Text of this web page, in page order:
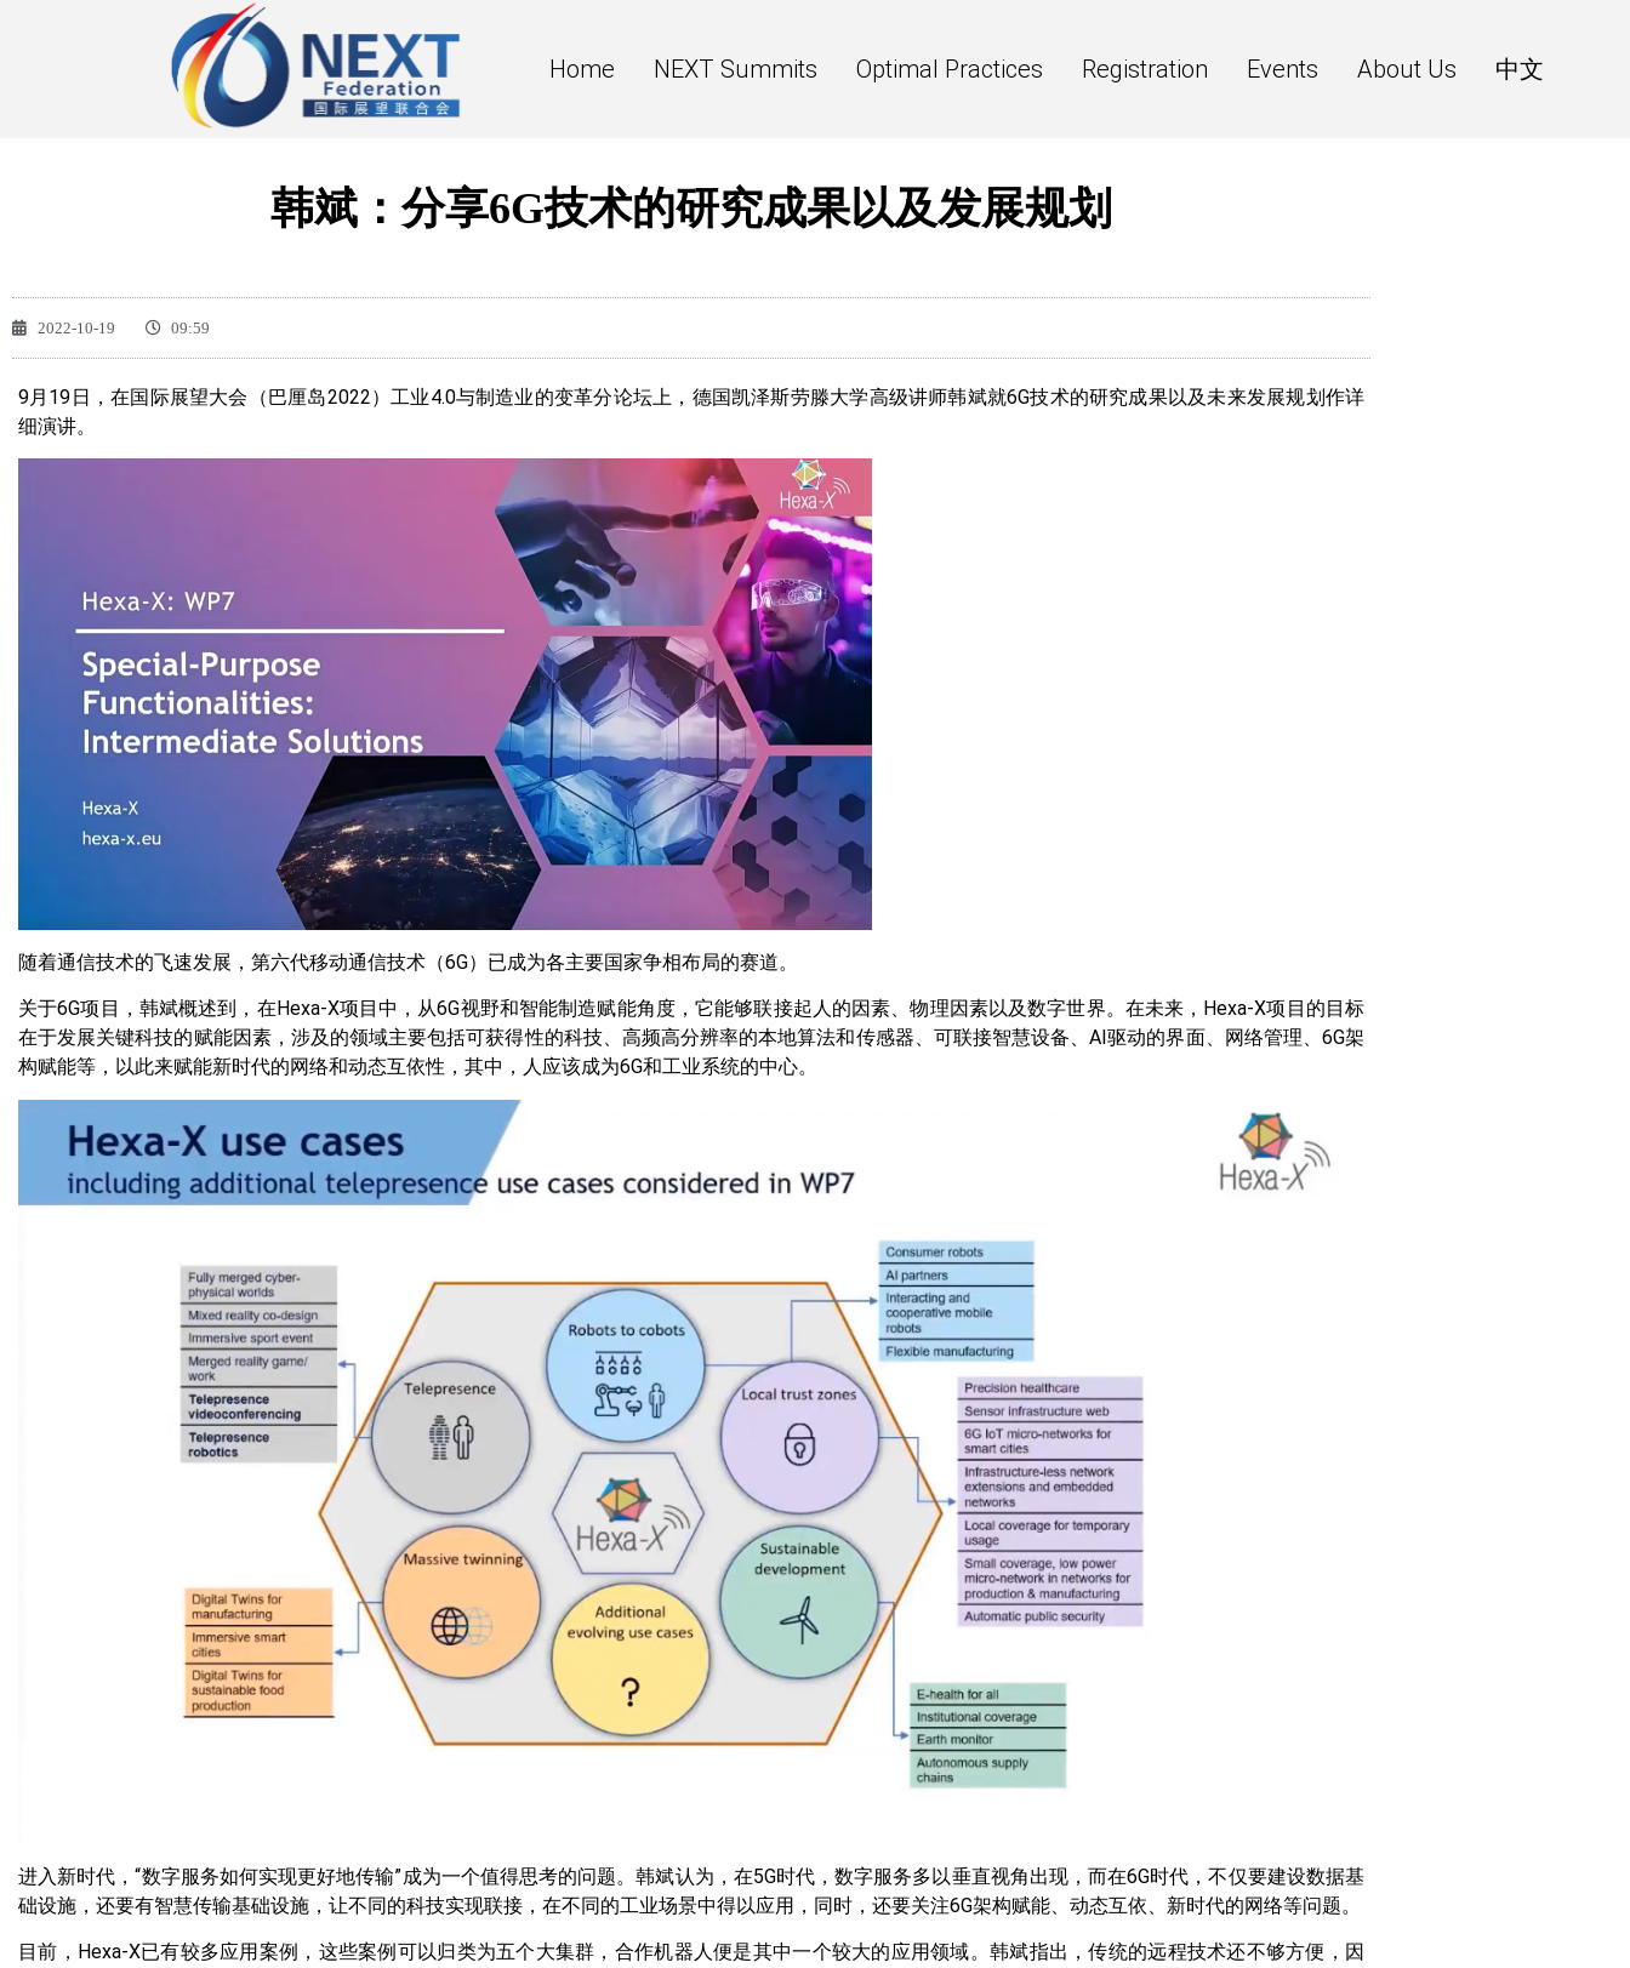
Home NEXT Summits Optimal Practices Registration Events About Us 中文
韩斌：分享6G技术的研究成果以及发展规划
2022-10-19 09:59
9月19日，在国际展望大会（巴厘岛2022）工业4.0与制造业的变革分论坛上， 德国凯泽斯劳滕大学高级讲师韩斌就6G技术的研究成果以及未来发展规划作详
细演讲。
随着通信技术的飞速发展，第六代移动通信技术（6G）已成为各主要国家争相布局的赛道。
关于6G项目，韩斌概述到，在Hexa-X项目中，从6G视野和智能制造赋能角度，它能够联接起人的因素、物理因素以及数字世界。在未来，Hexa-X项目的目标
在于发展关键科技的赋能因素，涉及的领域主要包括可获得性的科技、高频高分辨率的本地算法和传感器、可联接智慧设备、AI驱动的界面、网络管理、6G架
构赋能等，以此来赋能新时代的网络和动态互依性，其中，人应该成为6G和工业系统的中心。
进入新时代，“数字服务如何实现更好地传输”成为一个值得思考的问题。韩斌认为，在5G时代，数字服务多以垂直视角出现，而在6G时代，不仅要建设数据基
础设施，还要有智慧传输基础设施，让不同的科技实现联接，在不同的工业场景中得以应用，同时，还要关注6G架构赋能、动态互依、新时代的网络等问题。
目前，Hexa-X已有较多应用案例，这些案例可以归类为五个大集群，合作机器人便是其中一个较大的应用领域。韩斌指出，传统的远程技术还不够方便，因